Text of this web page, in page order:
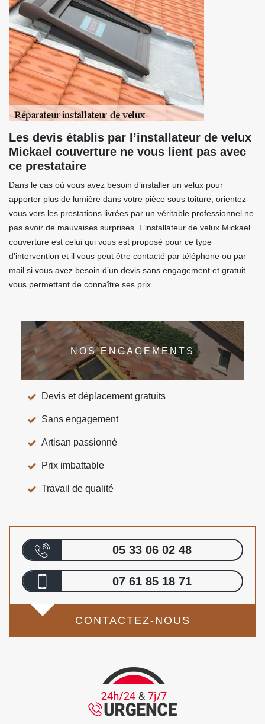
Les devis établis par l’installateur de velux
Mickael couverture ne vous lient pas avec
ce prestataire
Dans le cas où vous avez besoin d’installer un velux pour
apporter plus de lumière dans votre pièce sous toiture, orientez-
vous vers les prestations livrées par un véritable professionnel ne
pas avoir de mauvaises surprises. L’installateur de velux Mickael
couverture est celui qui vous est proposé pour ce type
d’intervention et il vous peut être contacté par téléphone ou par
mail si vous avez besoin d’un devis sans engagement et gratuit
vous permettant de connaître ses prix.
NOS ENGAGEMENTS
Devis et déplacement gratuits
Sans engagement
Artisan passionné
Prix imbattable
Travail de qualité
05 33 06 02 48
07 61 85 18 71
CONTACTEZ-NOUS